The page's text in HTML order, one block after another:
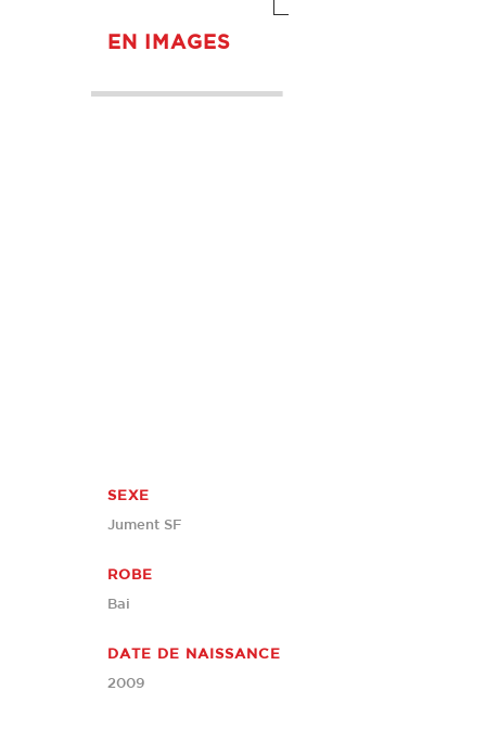
EN IMAGES
SEXE
Jument SF
ROBE
Bai
DATE DE NAISSANCE
2009